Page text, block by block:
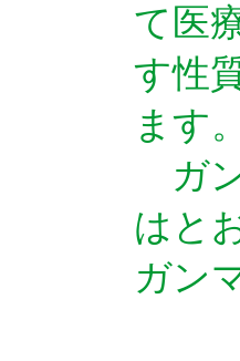
て医
す性
ます。
ガ
はと
ガン